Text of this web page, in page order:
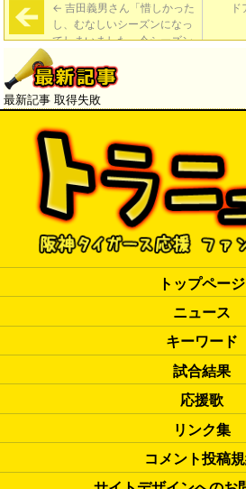
← 吉田義男さん「惜しかった
し、むなしいシーズンになっ
てしまいました。今シーズン
はなんだったんだろうかと思
いますな」「監督と選手の信
頼関係がどうだったのか」
最新記事 取得失敗
トップページ
ニュース
キーワード
試合結果
応援歌
リンク集
コメント投稿